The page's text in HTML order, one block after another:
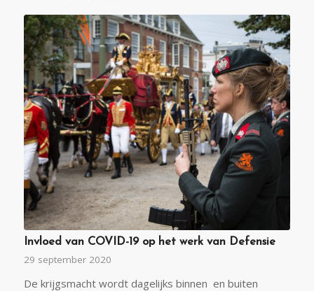
Invloed van COVID-19 op het werk van Defensie
29 september 2020
De krijgsmacht wordt dagelijks binnen en buiten